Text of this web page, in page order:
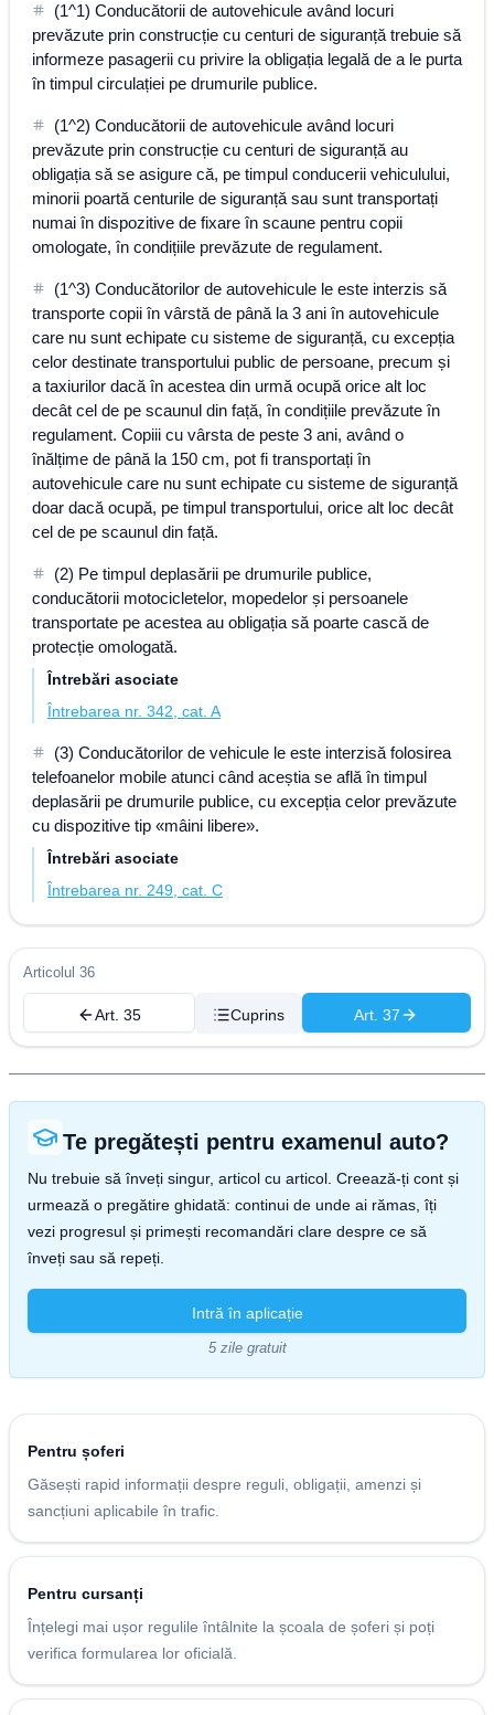
(1^1) Conducătorii de autovehicule având locuri
prevăzute prin construcție cu centuri de siguranță trebuie să
informeze pasagerii cu privire la obligația legală de a le purta
în timpul circulației pe drumurile publice.
(1^2) Conducătorii de autovehicule având locuri
prevăzute prin construcție cu centuri de siguranță au
obligația să se asigure că, pe timpul conducerii vehiculului,
minorii poartă centurile de siguranță sau sunt transportați
numai în dispozitive de fixare în scaune pentru copii
omologate, în condițiile prevăzute de regulament.
(1^3) Conducătorilor de autovehicule le este interzis să
transporte copii în vârstă de până la 3 ani în autovehicule
care nu sunt echipate cu sisteme de siguranță, cu excepția
celor destinate transportului public de persoane, precum și
a taxiurilor dacă în acestea din urmă ocupă orice alt loc
decât cel de pe scaunul din față, în condițiile prevăzute în
regulament. Copiii cu vârsta de peste 3 ani, având o
înălțime de până la 150 cm, pot fi transportați în
autovehicule care nu sunt echipate cu sisteme de siguranță
doar dacă ocupă, pe timpul transportului, orice alt loc decât
cel de pe scaunul din față.
(2) Pe timpul deplasării pe drumurile publice,
conducătorii motocicletelor, mopedelor și persoanele
transportate pe acestea au obligația să poarte cască de
protecție omologată.
Întrebări asociate
Întrebarea nr. 342, cat. A
(3) Conducătorilor de vehicule le este interzisă folosirea
telefoanelor mobile atunci când aceștia se află în timpul
deplasării pe drumurile publice, cu excepția celor prevăzute
cu dispozitive tip «mâini libere».
Întrebări asociate
Întrebarea nr. 249, cat. C
Articolul 36
Art. 35 Cuprins Art. 37
Te pregătești pentru examenul auto?
Nu trebuie să înveți singur, articol cu articol. Creează-ți cont și
urmează o pregătire ghidată: continui de unde ai rămas, îți
vezi progresul și primești recomandări clare despre ce să
înveți sau să repeți.
Intră în aplicație
5 zile gratuit
Pentru șoferi
Găsești rapid informații despre reguli, obligații, amenzi și
sancțiuni aplicabile în trafic.
Pentru cursanți
Înțelegi mai ușor regulile întâlnite la școala de șoferi și poți
verifica formularea lor oficială.